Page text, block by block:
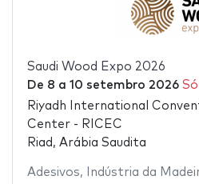
Saudi Wood Expo 2026
De 8 a 10 setembro 2026
Riyadh International
Center - RICEC
Riad, Arábia Saudita
Adesivos, Indústria da